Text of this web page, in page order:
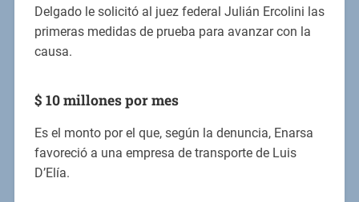
Delgado le solicitó al juez federal Julián Ercolini las
primeras medidas de prueba para avanzar con la
causa.
$ 10 millones por mes
Es el monto por el que, según la denuncia, Enarsa
favoreció a una empresa de transporte de Luis
D’Elía.